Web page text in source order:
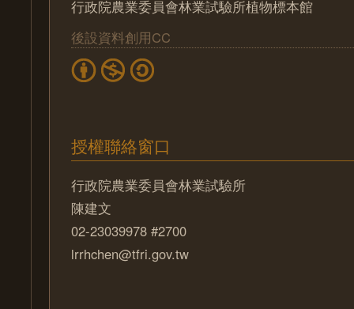
行政院農業委員會林業試驗所植物標本館
後設資料創用CC
授權聯絡窗口
行政院農業委員會林業試驗所
陳建文
02-23039978 #2700
lrrhchen@tfri.gov.tw